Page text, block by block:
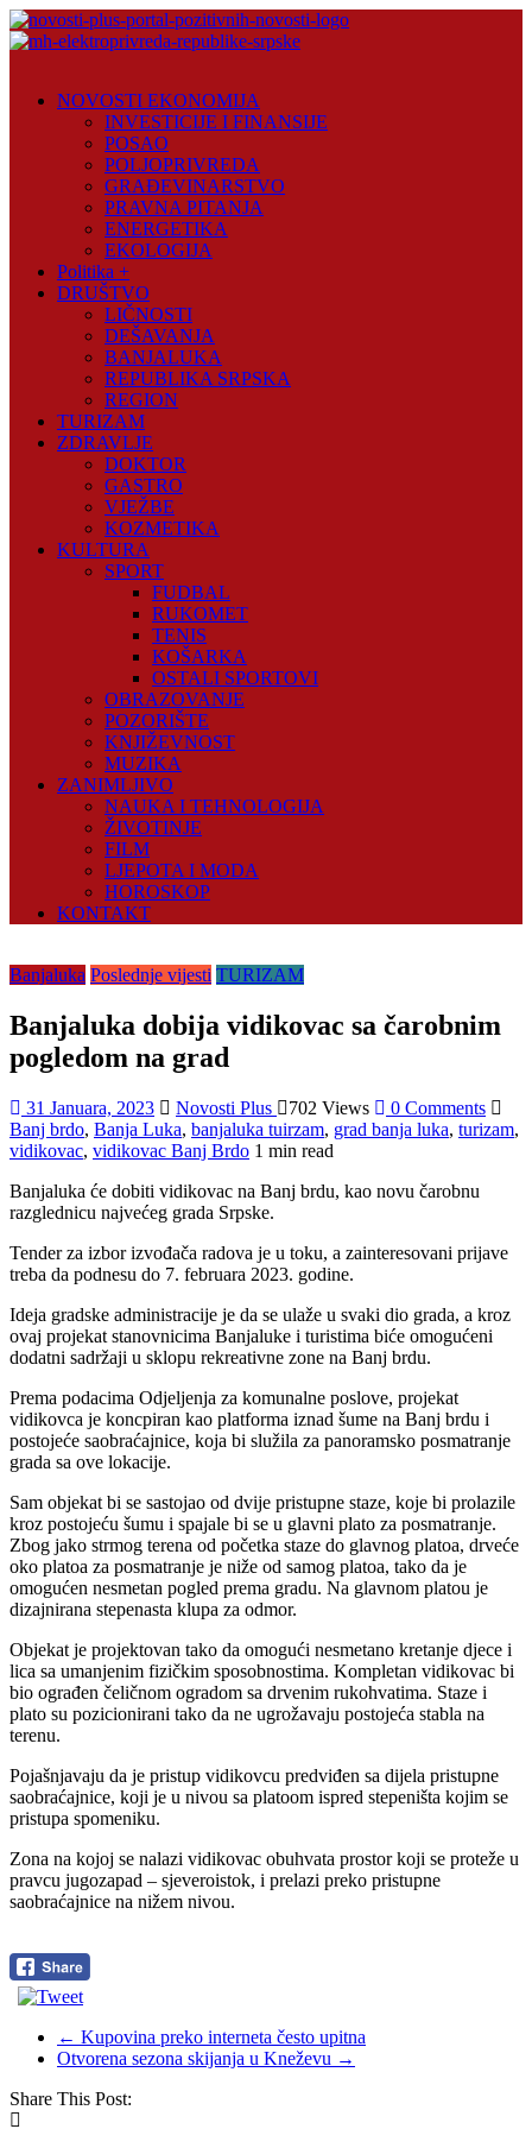
Skip
to
NOVOSTI EKONOMIJA
INVESTICIJE I FINANSIJE
POSAO
POLJOPRIVREDA
GRAĐEVINARSTVO
PRAVNA PITANJA
ENERGETIKA
EKOLOGIJA
Politika +
DRUŠTVO
LIČNOSTI
DEŠAVANJA
BANJALUKA
REPUBLIKA SRPSKA
REGION
TURIZAM
ZDRAVLJE
DOKTOR
GASTRO
VJEŽBE
KOZMETIKA
KULTURA
SPORT
FUDBAL
RUKOMET
TENIS
KOŠARKA
OSTALI SPORTOVI
OBRAZOVANJE
POZORIŠTE
KNJIŽEVNOST
MUZIKA
ZANIMLJIVO
NAUKA I TEHNOLOGIJA
ŽIVOTINJE
FILM
LJEPOTA I MODA
HOROSKOP
KONTAKT
Banjaluka Poslednje vijesti TURIZAM
Banjaluka dobija vidikovac sa čarobnim
pogledom na grad
31 Januara, 2023 Novosti Plus 702 Views
0 Comments
Banj brdo, Banja Luka, banjaluka tuirzam, grad banja luka, turizam,
vidikovac, vidikovac Banj Brdo 1 min read
Banjaluka će dobiti vidikovac na Banj brdu, kao novu čarobnu
razglednicu najvećeg grada Srpske.
Tender za izbor izvođača radova je u toku, a zainteresovani prijave
treba da podnesu do 7. februara 2023. godine.
Ideja gradske administracije je da se ulaže u svaki dio grada, a kroz
ovaj projekat stanovnicima Banjaluke i turistima biće omogućeni
dodatni sadržaji u sklopu rekreativne zone na Banj brdu.
Prema podacima Odjeljenja za komunalne poslove, projekat
vidikovca je koncpiran kao platforma iznad šume na Banj brdu i
postojeće saobraćajnice, koja bi služila za panoramsko posmatranje
grada sa ove lokacije.
Sam objekat bi se sastojao od dvije pristupne staze, koje bi prolazile
kroz postojeću šumu i spajale bi se u glavni plato za posmatranje.
Zbog jako strmog terena od početka staze do glavnog platoa, drveće
oko platoa za posmatranje je niže od samog platoa, tako da je
omogućen nesmetan pogled prema gradu. Na glavnom platou je
dizajnirana stepenasta klupa za odmor.
Objekat je projektovan tako da omogući nesmetano kretanje djece i
lica sa umanjenim fizičkim sposobnostima. Kompletan vidikovac bi
bio ograđen čeličnom ogradom sa drvenim rukohvatima. Staze i
plato su pozicionirani tako da ne ugrožavaju postojeća stabla na
terenu.
Pojašnjavaju da je pristup vidikovcu predviđen sa dijela pristupne
saobraćajnice, koji je u nivou sa platoom ispred stepeništa kojim se
pristupa spomeniku.
Zona na kojoj se nalazi vidikovac obuhvata prostor koji se proteže u
pravcu jugozapad – sjeveroistok, i prelazi preko pristupne
saobraćajnice na nižem nivou.
← Kupovina preko interneta često upitna
Otvorena sezona skijanja u Kneževu →
Share This Post: